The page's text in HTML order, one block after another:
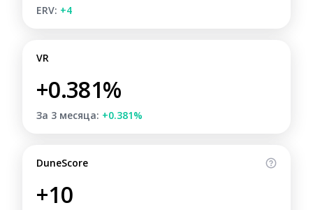
ERV: +4
VR
+0.381%
За 3 месяца: +0.381%
DuneScore
+10